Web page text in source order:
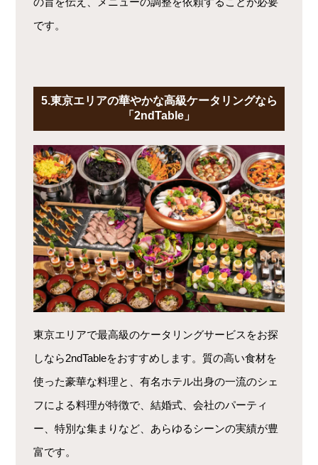
です。
5.東京エリアの華やかな高級ケータリングなら
「2ndTable」
東京エリアで最高級のケータリングサービスをお探
しなら2ndTableをおすすめします。質の高い食材を
使った豪華な料理と、有名ホテル出身の一流のシェ
フによる料理が特徴で、結婚式、会社のパーティ
ー、特別な集まりなど、あらゆるシーンの実績が豊
富です。